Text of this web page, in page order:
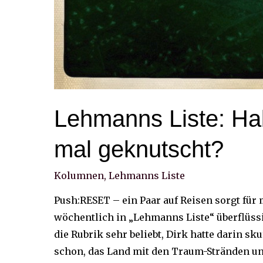
Lehmanns Liste:
mal geknutscht?
Kolumnen, Lehmanns Liste
Push:RESET – ein Paar auf Reisen sorgt
wöchentlich in „Lehmanns Liste“
die Rubrik sehr beliebt, Dirk hatte darin
schon, das Land mit den Traum-Stränden